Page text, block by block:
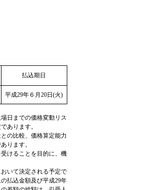
払込期日
平成29年６月20日(火)
日までの価格変動リス
あります。
の比較、価格算定能力
ります。
けることを目的に、機
いて決定される予定で
払込金額及び平成29年